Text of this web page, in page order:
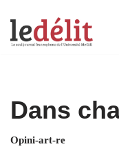
Aller
Dans
Opini-art-re